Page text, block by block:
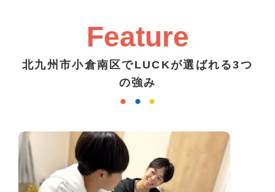
Feature
北九州市小倉南区でLUCKが選ばれる3つ
の強み